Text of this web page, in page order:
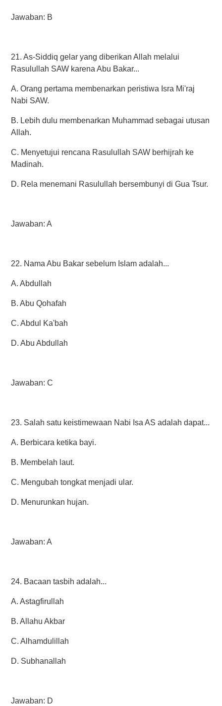
Jawaban: B
21. As-Siddiq gelar yang diberikan Allah melalui
Rasulullah SAW karena Abu Bakar...
A. Orang pertama membenarkan peristiwa Isra Mi'raj
Nabi SAW.
B. Lebih dulu membenarkan Muhammad sebagai utusan
Allah.
C. Menyetujui rencana Rasulullah SAW berhijrah ke
Madinah.
D. Rela menemani Rasulullah bersembunyi di Gua Tsur.
Jawaban: A
22. Nama Abu Bakar sebelum Islam adalah...
A. Abdullah
B. Abu Qohafah
C. Abdul Ka'bah
D. Abu Abdullah
Jawaban: C
23. Salah satu keistimewaan Nabi Isa AS adalah dapat...
A. Berbicara ketika bayi.
B. Membelah laut.
C. Mengubah tongkat menjadi ular.
D. Menurunkan hujan.
Jawaban: A
24. Bacaan tasbih adalah...
A. Astagfirullah
B. Allahu Akbar
C. Alhamdulillah
D. Subhanallah
Jawaban: D